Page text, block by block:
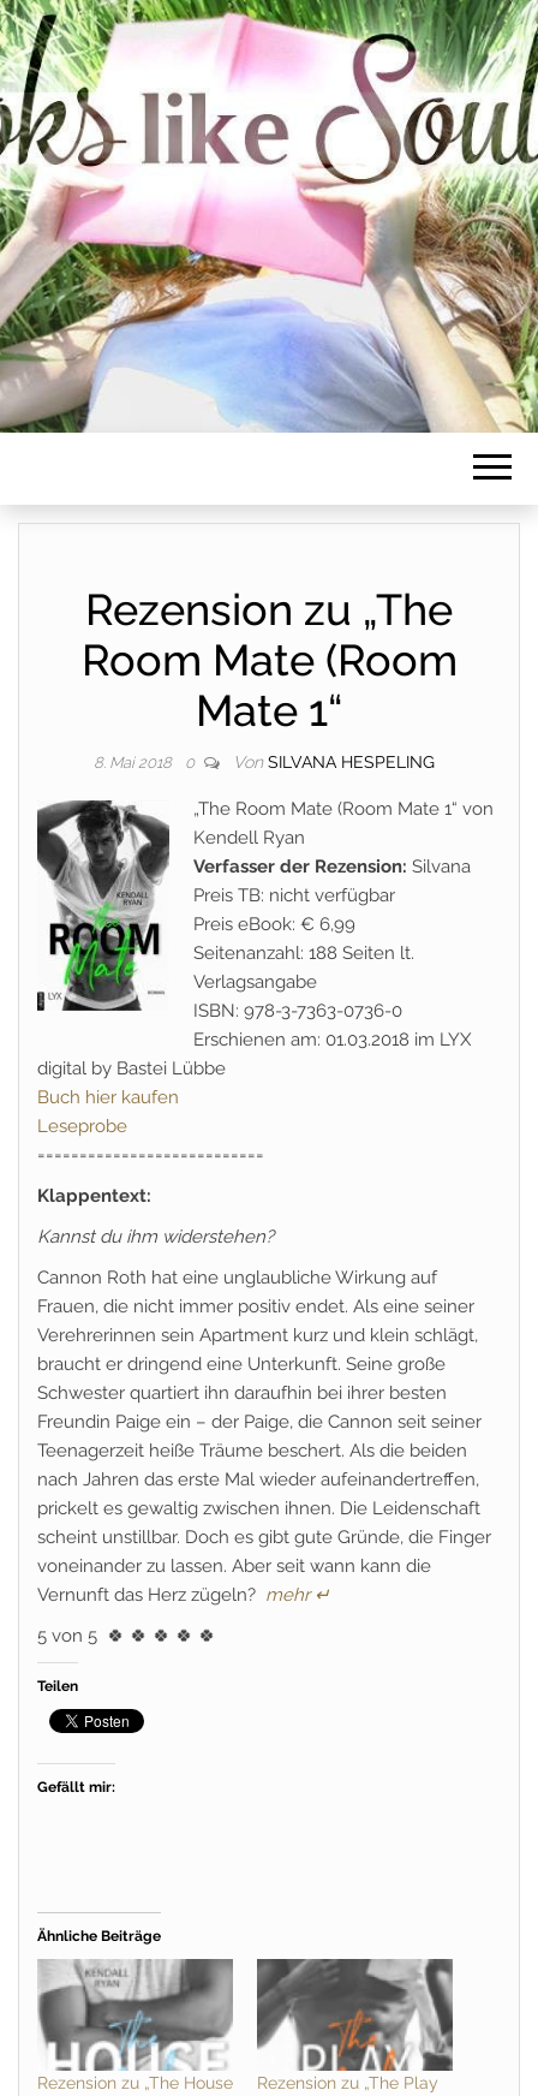
BOOKS LIKE
SOULMATE
Rezension zu „The
Room Mate (Room
Mate 1“
8. Mai 2018 0 Von SILVANA HESPELING
„The Room Mate (Room Mate 1“ von
Kendell Ryan
Verfasser der Rezension: Silvana
Preis TB: nicht verfügbar
Preis eBook: € 6,99
Seitenanzahl: 188 Seiten lt.
Verlagsangabe
ISBN: 978-3-7363-0736-0
Erschienen am: 01.03.2018 im LYX
digital by Bastei Lübbe
Buch hier kaufen
Leseprobe
===========================
Klappentext:
Kannst du ihm widerstehen?
Cannon Roth hat eine unglaubliche Wirkung auf
Frauen, die nicht immer positiv endet. Als eine seiner
Verehrerinnen sein Apartment kurz und klein schlägt,
braucht er dringend eine Unterkunft. Seine große
Schwester quartiert ihn daraufhin bei ihrer besten
Freundin Paige ein – der Paige, die Cannon seit seiner
Teenagerzeit heiße Träume beschert. Als die beiden
nach Jahren das erste Mal wieder aufeinandertreffen,
prickelt es gewaltig zwischen ihnen. Die Leidenschaft
scheint unstillbar. Doch es gibt gute Gründe, die Finger
voneinander zu lassen. Aber seit wann kann die
Vernunft das Herz zügeln? mehr ↵
5 von 5 🍀 🍀 🍀 🍀 🍀
Teilen
Gefällt mir:
Ähnliche Beiträge
Rezension zu „The House
Rezension zu „The Play